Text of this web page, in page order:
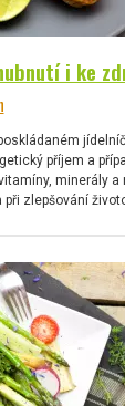
i ke
příjem a
minerály a
zlepšování